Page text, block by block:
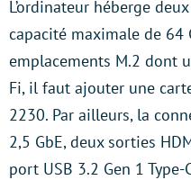
L’ordinateur héberge
capacité maximale de 64
emplacements M.2 dont
Fi, il faut ajouter une
2230. Par ailleurs, la
2,5 GbE, deux sorties
port USB 3.2 Gen 1